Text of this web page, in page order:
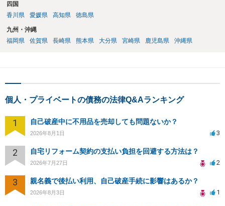
四国
香川県
愛媛県 高知県 徳島県
九州・沖縄
福岡県
佐賀県 長崎県 熊本県 大分県 宮崎県 鹿児島県 沖縄県
個人・プライベートの債務の法律Q&Aランキング
1 自己破産中に不用品を売却しても問題ないか？
2026年8月1日 3
2 自宅リフォーム契約の支払い負担を回避する方法は？
2026年7月27日 2
3 親名義で後払い利用、自己破産手続に影響はあるか？
2026年8月3日 1